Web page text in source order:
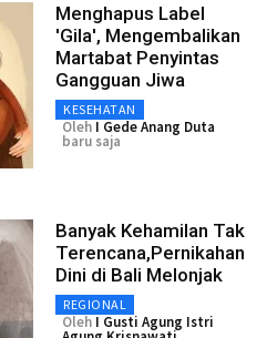
Menghapus Label
'Gila', Mengembalikan
Martabat Penyintas
Gangguan Jiwa
KESEHATAN
Oleh I Gede Anang Duta
baru saja
Banyak Kehamilan Tak
Terencana,Pernikahan
Dini di Bali Melonjak
REGIONAL
Oleh I Gusti Agung Istri